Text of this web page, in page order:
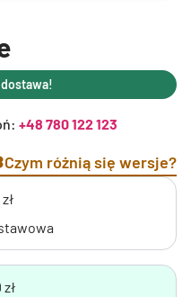
+48 780 122 123
Czym różnią się wersje?
zł